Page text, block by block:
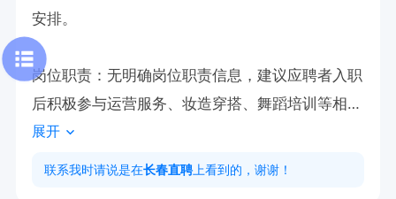
安排。
岗位职责：无明确岗位职责信息，建议应聘者入职
后积极参与运营服务、妆造穿搭、舞蹈培训等相关
工作，展现自身潜力，为成为优秀主播努力。
展开
联系我时请说是在长春直聘 上看到的，谢谢！